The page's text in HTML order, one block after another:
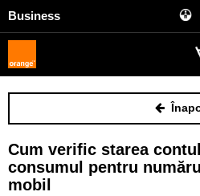
Business
Cum verific starea
consumul pentru
mobil